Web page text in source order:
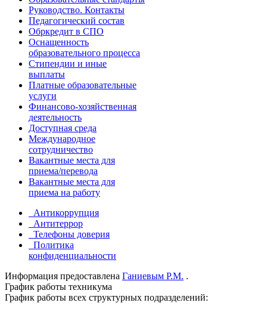
Руководство. Контакты
Педагогический состав
Обркредит в СПО
Оснащенность
образовательного процесса
Стипендии и иные
выплаты
Платные образовательные
услуги
Финансово-хозяйственная
деятельность
Доступная среда
Международное
сотрудничество
Вакантные места для
приема/перевода
Вакантные места для
приема на работу
Антикоррупция
Антитеррор
Телефоны доверия
Политика
конфиденциальности
Информация предоставлена Ганиевым Р.М. .
График работы техникума
График работы всех структурных подразделений: